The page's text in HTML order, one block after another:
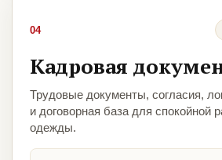
04
Кадровая
Трудовые документы, согласия,
и договорная база для спокойной
одежды.